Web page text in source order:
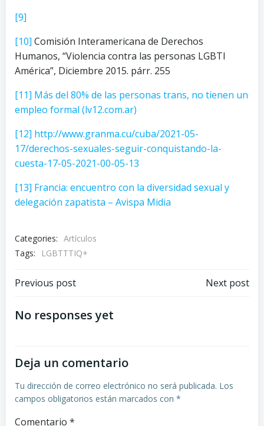
[9]
[10] Comisión Interamericana de Derechos
Humanos, “Violencia contra las personas LGBTI
América”, Diciembre 2015. párr. 255
[11] Más del 80% de las personas trans, no tienen un
empleo formal (lv12.com.ar)
[12] http://www.granma.cu/cuba/2021-05-
17/derechos-sexuales-seguir-conquistando-la-
cuesta-17-05-2021-00-05-13
[13] Francia: encuentro con la diversidad sexual y
delegación zapatista – Avispa Midia
Categories: Artículos
Tags:
LGBTTTIQ+
Navegación
de
Previous post
Navegación
Next post
No responses yet
Deja un comentario
Tu dirección de correo electrónico no será publicada. Los
campos obligatorios están marcados con *
Comentario *